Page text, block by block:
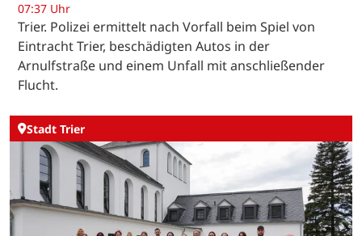
07:37 Uhr
Trier. Polizei ermittelt nach Vorfall beim Spiel von
Eintracht Trier, beschädigten Autos in der
Arnulfstraße und einem Unfall mit anschließender
Flucht.
Stadt Trier